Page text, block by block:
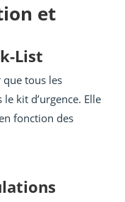
et
List
que tous les
kit d’urgence. Elle
fonction des